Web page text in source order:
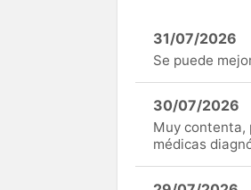
31/07/2026
Se puede
30/07/2026
Muy contenta,
médicas